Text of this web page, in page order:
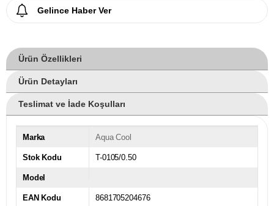
Gelince Haber Ver
Ürün Özellikleri
Ürün Detayları
Teslimat ve İade Koşulları
Marka Aqua Cool
Stok Kodu T-0105/0.50
Model
EAN Kodu 8681705204676